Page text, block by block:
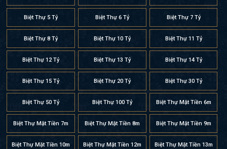
Biệt Thự 5 Tỷ Biệt Thự 6 Tỷ Biệt Thự 7 Tỷ
Biệt Thự 8 Tỷ Biệt Thự 10 Tỷ Biệt Thự 11 Tỷ
Biệt Thự 12 Tỷ Biệt Thự 13 Tỷ Biệt Thự 14 Tỷ
Biệt Thự 15 Tỷ Biệt Thự 20 Tỷ Biệt Thự 30 Tỷ
Biệt Thự 50 Tỷ Biệt Thự 100 Tỷ Biệt Thự Mặt Tiền 6m
Biệt Thự Mặt Tiền 7m Biệt Thự Mặt Tiền 8m Biệt Thự Mặt Tiền 9m
Biệt Thự Mặt Tiền 10m Biệt Thự Mặt Tiền 12m Biệt Thự Mặt Tiền 13m